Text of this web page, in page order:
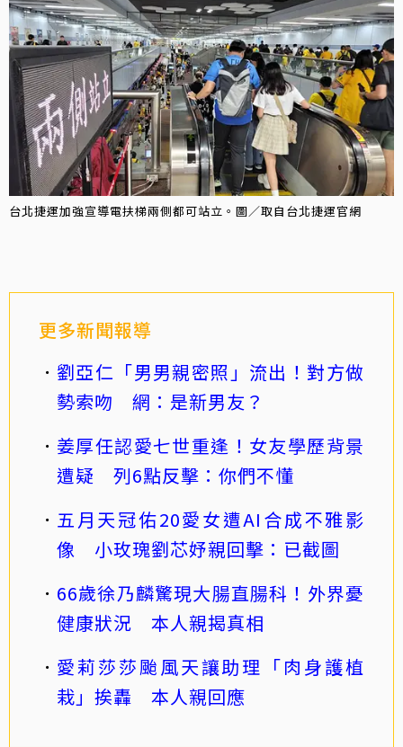
台北捷運加強宣導電扶梯兩側都可站立。圖／取自台北捷運官網
更多新聞報導
劉亞仁「男男親密照」流出！對方做
勢索吻 網：是新男友？
姜厚任認愛七世重逢！女友學歷背景
遭疑 列6點反擊：你們不懂
五月天冠佑20愛女遭AI合成不雅影
像 小玫瑰劉芯妤親回擊：已截圖
66歲徐乃麟驚現大腸直腸科！外界憂
健康狀況 本人親揭真相
愛莉莎莎颱風天讓助理「肉身護植
栽」挨轟 本人親回應